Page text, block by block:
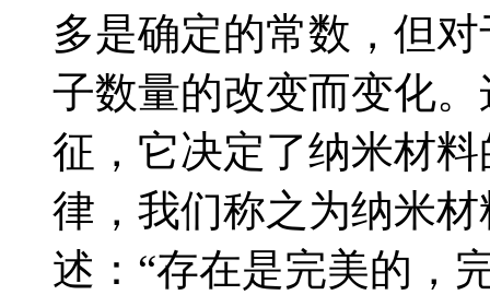
多是确定的常数，但
子数量的改变而变化
征，它决定了纳米材
律，我们称之为纳米
述：“存在是完美的，